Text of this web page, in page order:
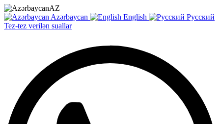
AZ
Azərbaycan
English
Русский
Tez-tez verilən suallar